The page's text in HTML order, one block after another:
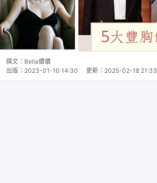
撰文： Bella儂儂
出版： 2023-01-10 14:30 更新： 2025-02-18 21:33